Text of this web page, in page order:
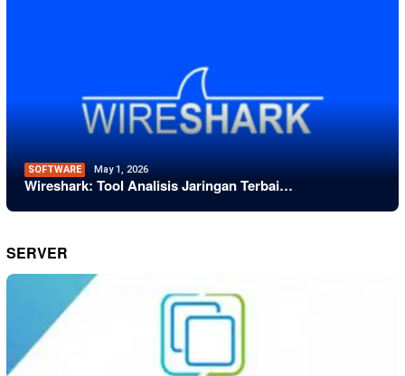
SOFTWARE May 1, 2026
Wireshark: Tool Analisis Jaringan Terbai…
SERVER